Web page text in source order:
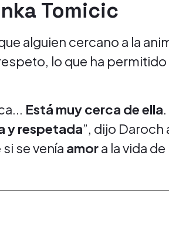
Tomicic
alguien cercano a la
lo que ha permitido
Está muy cerca de ella
y respetada”, dijo Daroch
se venía amora la vida de